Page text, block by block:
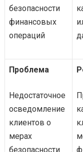
безопасности
финансовых
операций
Проблема
Недостаточное
осведомление
клиентов о
мерах
безопасности